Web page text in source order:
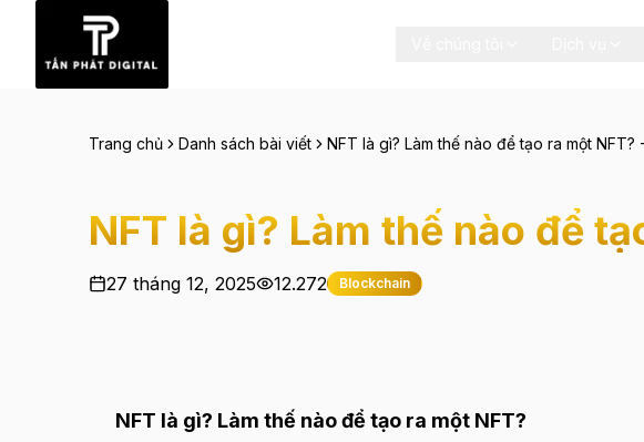
Trang chủ Danh sách bài viết NFT là gì? Làm thế nào để tạo ra một
NFT là gì? Làm thế nào để
27 tháng 12, 2025 12.272 Blockchain
NFT là gì? Làm thế nào để tạo ra một NFT?